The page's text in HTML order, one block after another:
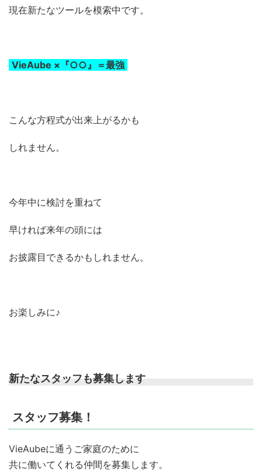
現在新たなツールを模索中です。
VieAube ×『○○』＝最強
こんな方程式が出来上がるかも
しれません。
今年中に検討を重ねて
早ければ来年の頭には
お披露目できるかもしれません。
お楽しみに♪
新たなスタッフも募集します
スタッフ募集！
VieAubeに通うご家庭のために
共に働いてくれる仲間を募集します。